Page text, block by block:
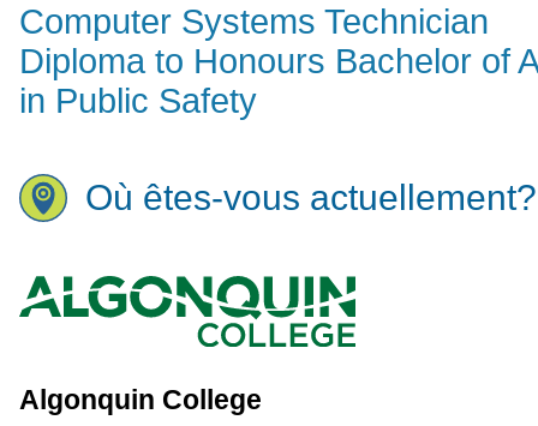
Computer Systems Technician
Diploma to Honours Bachelor of
in Public Safety
Où êtes-vous actuellement?
Algonquin College